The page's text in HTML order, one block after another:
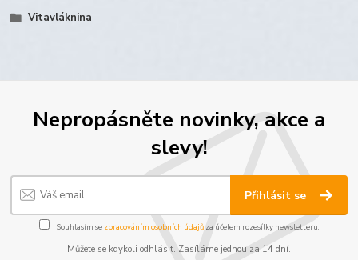
Vitavláknina
Nepropásněte novinky, akce a
slevy!
Přihlásit se
Souhlasím se zpracováním osobních údajůza účelem rozesílky newsletteru.
Můžete se kdykoli odhlásit. Zasíláme jednou za 14 dní.